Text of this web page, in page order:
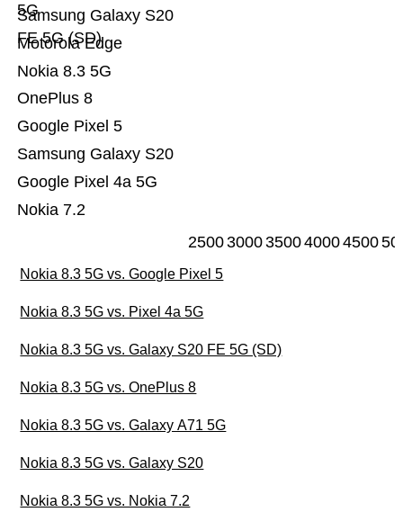
Nokia 7.2
Google Pixel 4a 5G
Samsung Galaxy S20
Google Pixel 5
OnePlus 8
Nokia 8.3 5G
Motorola Edge
Samsung Galaxy S20
FE 5G (SD)
5G
25003000350040004500
Nokia 8.3 5G vs. Google Pixel 5
Nokia 8.3 5G vs. Pixel 4a 5G
Nokia 8.3 5G vs. Galaxy S20 FE 5G (SD)
Nokia 8.3 5G vs. OnePlus 8
Nokia 8.3 5G vs. Galaxy A71 5G
Nokia 8.3 5G vs. Galaxy S20
Nokia 8.3 5G vs. Nokia 7.2